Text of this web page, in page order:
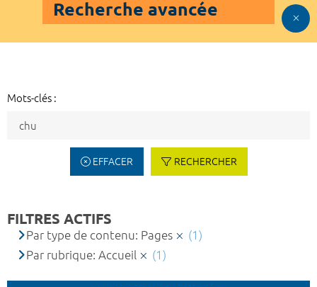
Recherche avancée
Mots-clés :
EFFACER RECHERCHER
FILTRES ACTIFS
Par type de contenu: Pages
(1)
Par rubrique: Accueil
(1)